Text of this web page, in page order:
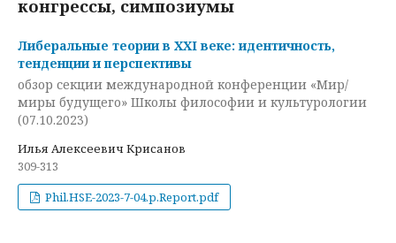
конгрессы, симпозиумы
Либеральные теории в XXI веке: идентичность,
тенденции и перспективы
обзор секции международной конференции «Мир/
миры будущего» Школы философии и культурологии
(07.10.2023)
Илья Алексеевич Крисанов
309-313
Phil.HSE-2023-7-04.p.Report.pdf